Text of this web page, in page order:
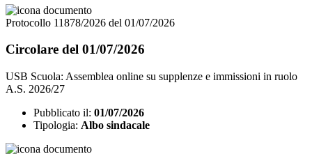
Protocollo 11878/2026 del 01/07/2026
Circolare del 01/07/2026
USB Scuola: Assemblea online su supplenze e immissioni in ruolo
A.S. 2026/27
Pubblicato il: 01/07/2026
Tipologia: Albo sindacale